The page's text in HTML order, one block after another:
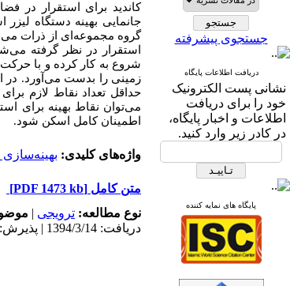
جستجوی پیشرفته
دریافت اطلاعات پایگاه
نشانی پست الکترونیک
خود را برای دریافت
اطلاعات و اخبار پایگاه،
در کادر زیر وارد کنید.
پایگاه های نمایه کننده
کاندید برای استقرار در
جانمایی بهینه دستگاه
گروه مجموعه‌ای از ذرات
استقرار در نظر گرفته
شروع به کار کرده و با
زمینی را بدست می‌آورد. در
حداقل تعداد نقاط لازم
اطمینان کامل اسکن شود.
واژه‌های کلیدی:
متن کامل [PDF 1473 kb]
نوع مطالعه: ترویجی |
دریافت: 1394/3/14 | پذیرش: 1395/3/30